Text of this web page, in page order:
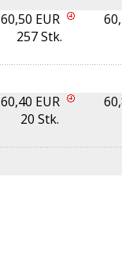
60,50 EUR
257 Stk.
60,40 EUR
20 Stk.